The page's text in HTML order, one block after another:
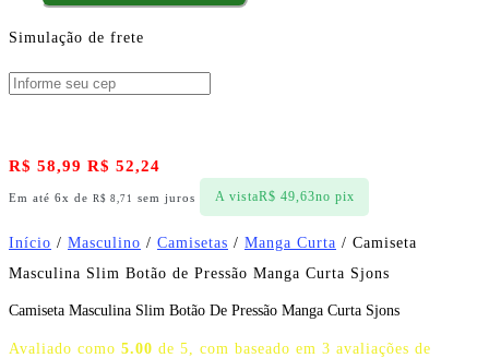
Simulação de frete
R$ 58,99 R$ 52,24
Em até 6x de R$ 8,71 sem juros A vistaR$ 49,63no pix
Início / Masculino / Camisetas / Manga Curta / Camiseta
Masculina Slim Botão de Pressão Manga Curta Sjons
Camiseta Masculina Slim Botão De Pressão Manga Curta Sjons
Avaliado como 5.00 de 5, com baseado em 3 avaliações de